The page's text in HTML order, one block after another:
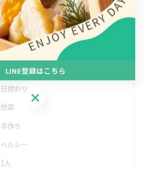
カテゴリー Categories
全てのカテゴリー
日替わり
惣菜
手作り
ヘルシー
1人
LINE登録はこちら
LINE登録はこちら